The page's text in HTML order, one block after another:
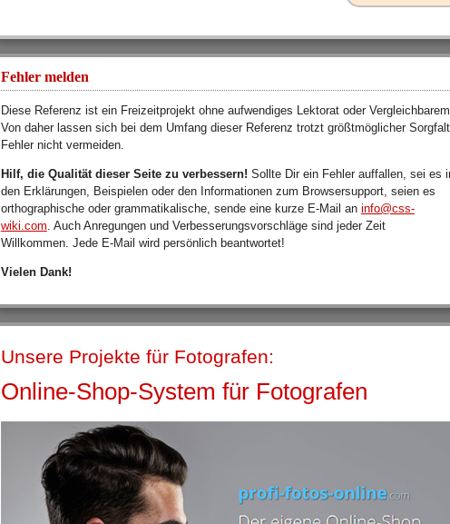
Fehler melden
Diese Referenz ist ein Freizeitprojekt ohne aufwendiges Lektorat oder
Von daher lassen sich bei dem Umfang dieser Referenz trotzt größtmöglicher Sorgfalt
Fehler nicht vermeiden.
Hilf, die Qualität dieser Seite zu verbessern! Sollte Dir ein Fehler auffallen, sei es
den Erklärungen, Beispielen oder den Informationen zum Browsersupport, seien es
orthographische oder grammatikalische, sende eine kurze E-Mail an info@css-
wiki.com. Auch Anregungen und Verbesserungsvorschläge sind jeder Zeit
Willkommen. Jede E-Mail wird persönlich beantwortet!
Vielen Dank!
Unsere Projekte für Fotografen:
Online-Shop-System für Fotografen